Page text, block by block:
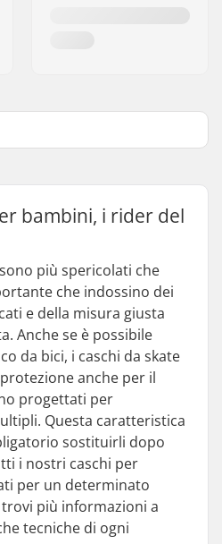
bambini, i rider del
più spericolati che
che indossino dei
e della misura giusta
Anche se è possibile
da bici, i caschi da skate
anche per il
progettati per
Questa caratteristica
sostituirli dopo
i nostri caschi per
per un determinato
più informazioni a
tecniche di ogni